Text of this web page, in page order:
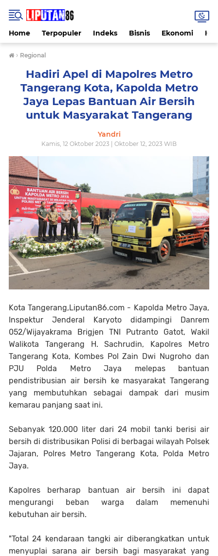
Home Terpopuler Indeks Bisnis Ekonomi
› Regional
Hadiri Apel di Mapolres Metro
Tangerang Kota, Kapolda Metro
Jaya Lepas Bantuan Air Bersih
untuk Masyarakat Tangerang
Yandri
Kamis, 12 Oktober 2023 | Oktober 12, 2023 WIB
Kota Tangerang,Liputan86.com - Kapolda Metro Jaya,
Inspektur Jenderal Karyoto didampingi Danrem
052/Wijayakrama Brigjen TNI Putranto Gatot, Wakil
Walikota Tangerang H. Sachrudin, Kapolres Metro
Tangerang Kota, Kombes Pol Zain Dwi Nugroho dan
PJU Polda Metro Jaya melepas bantuan
pendistribusian air bersih ke masyarakat Tangerang
yang membutuhkan sebagai dampak dari musim
kemarau panjang saat ini.
Sebanyak 120.000 liter dari 24 mobil tanki berisi air
bersih di distribusikan Polisi di berbagai wilayah Polsek
Jajaran, Polres Metro Tangerang Kota, Polda Metro
Jaya.
Kapolres berharap bantuan air bersih ini dapat
mengurangi beban warga dalam memenuhi
kebutuhan air bersih.
"Total 24 kendaraan tangki air diberangkatkan untuk
menyuplai sarana air bersih bagi masyarakat yang